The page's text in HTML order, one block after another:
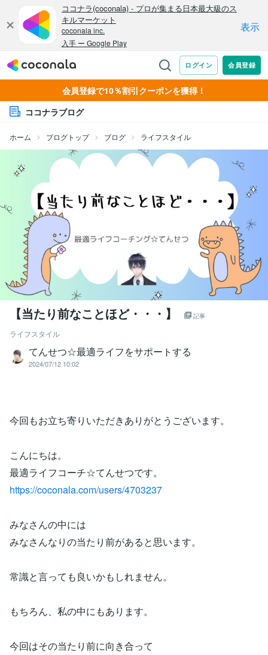
会員登録で10％割引クーポンを獲得！
ココナラブログ
ホーム ブログトップ ブログ ライフスタイル
【当たり前なことほど・・・】 記事
ライフスタイル
てんせつ☆最適ライフをサポートする
2024/07/12 10:02
今回もお立ち寄りいただきありがとうございます。
こんにちは。
最適ライフコーチ☆てんせつです。
https://coconala.com/users/4703237
みなさんの中には
みなさんなりの当たり前があると思います。
常識と言っても良いかもしれません。
もちろん、私の中にもあります。
今回はその当たり前に向き合って